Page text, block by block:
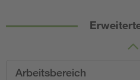
Arbeitsbereich